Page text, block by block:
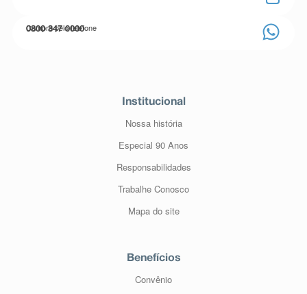
Compre pelo telefone
0800 347 0000
Institucional
Nossa história
Especial 90 Anos
Responsabilidades
Trabalhe Conosco
Mapa do site
Benefícios
Convênio